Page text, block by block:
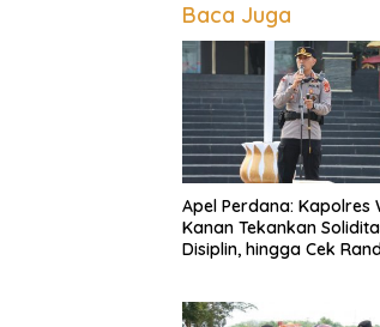
Baca Juga
Apel Perdana: Kapolres
Kanan Tekankan
Disiplin, hingga Cek